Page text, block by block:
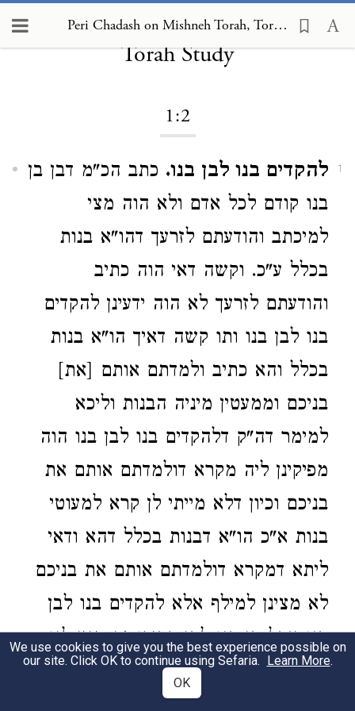
Peri Chadash on Mishneh Torah, Torah Study 1:2
Peri Chadash on Mishneh Torah,
Torah Study
1:2
1 להקדים בנו לבן בנו. כתב הכ"מ דבן בן
בנו קודם לכל אדם ולא הוה מצי
למיכתב והודעתם לזרעך דהו"א בנות
בכלל ע"כ. וקשה דאי הוה כתיב
והודעתם לזרעך לא הוה ידעינן להקדים
בנו לבן בנו ותו קשה דאיך הו"א בנות
בכלל והא כתיב ולמדתם אותם [את]
בניכם וממעטין מיניה הבנות וליכא
למימר דה"ק דלהקדים בנו לבן בנו הוה
מפיקינן ליה מקרא דולמדתם אותם את
בניכם וכיון דלא מייתי לן קרא למעוטי
בנות א"כ הו"א דבנות בכלל דהא ודאי
ליתא דמקרא דולמדתם אותם את בניכם
לא מצינן למילף אלא להקדים בנו לבן
בנו אבל בן בנו לבן חבירו זה מנין לנו
על כרחך אינו אלא מקרא דוהודעתם
We use cookies to give you the best experience possible on
our site. Click OK to continue using Sefaria. Learn More.
OK